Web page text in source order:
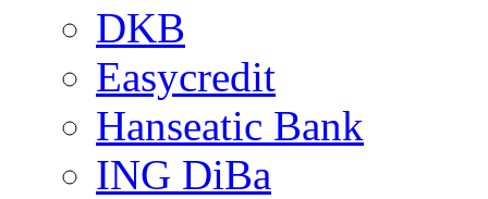
DKB
Easycredit
Hanseatic Bank
ING DiBa